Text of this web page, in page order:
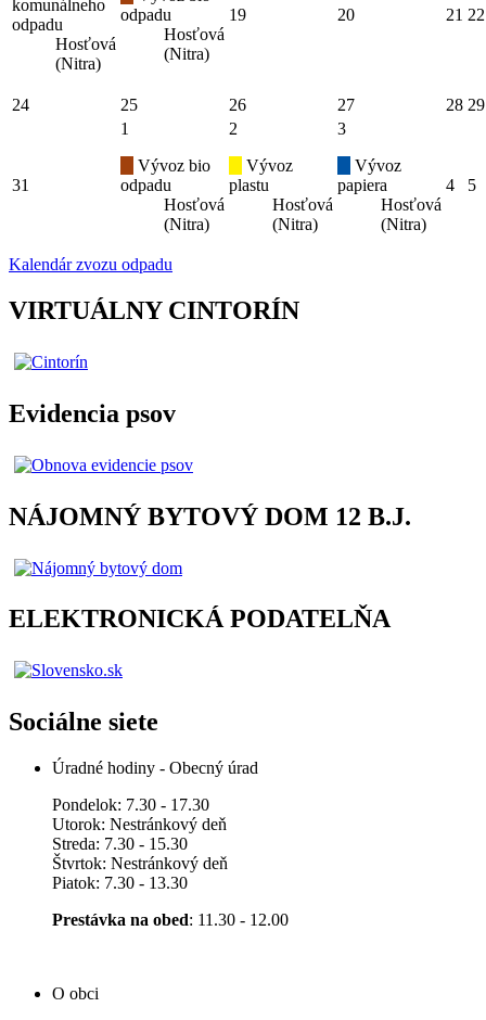
komunálneho
odpadu
Hosťová
(Nitra)
odpadu
Hosťová
(Nitra)
19 20 21 22
24 25 26 27 28 29
31
1
Vývoz bio
odpadu
Hosťová
(Nitra)
2
Vývoz
plastu
Hosťová
(Nitra)
3
Vývoz
papiera
Hosťová
(Nitra)
4 5
Kalendár zvozu odpadu
VIRTUÁLNY CINTORÍN
Evidencia psov
NÁJOMNÝ BYTOVÝ DOM 12 B.J.
ELEKTRONICKÁ PODATELŇA
Sociálne siete
Úradné hodiny - Obecný úrad
Pondelok: 7.30 - 17.30
Utorok: Nestránkový deň
Streda: 7.30 - 15.30
Štvrtok: Nestránkový deň
Piatok: 7.30 - 13.30
Prestávka na obed: 11.30 - 12.00
O obci